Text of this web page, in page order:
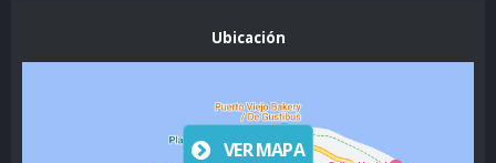
Ubicación
VER MAPA